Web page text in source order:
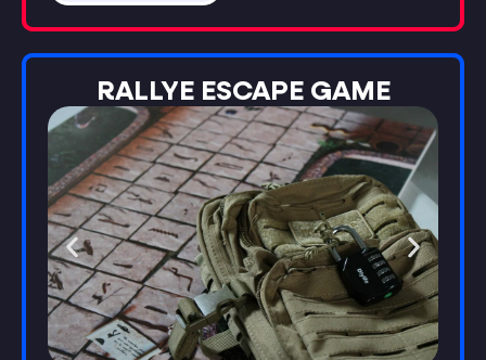
RALLYE ESCAPE GAME